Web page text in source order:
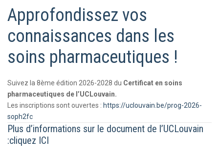
Approfondissez vos
connaissances dans les
soins pharmaceutiques !
Suivez la 8ème édition 2026-2028 du Certificat en soins
pharmaceutiques de l’UCLouvain.
Les inscriptions sont ouvertes : https://uclouvain.be/prog-2026-
soph2fc
Plus d’informations sur le document de l’UCLouvain
:cliquez ICI